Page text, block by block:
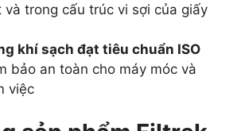
và trong cấu trúc vi sợi của giấy
khí sạch đạt tiêu chuẩn ISO
bảo an toàn cho máy móc và
việc